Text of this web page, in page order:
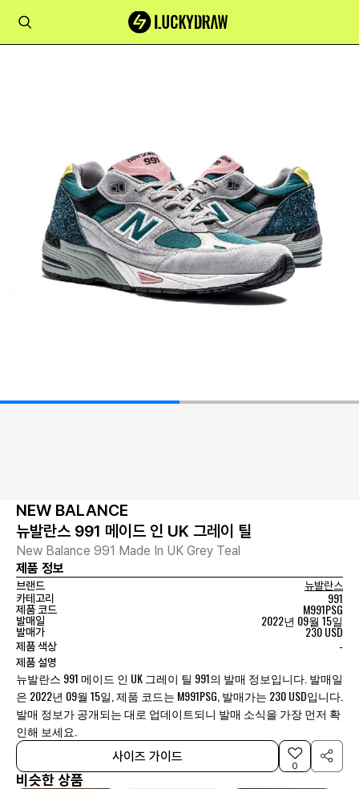
NEW BALANCE
뉴발란스 991 메이드 인 UK 그레이 틸
New Balance 991 Made In UK Grey Teal
제품 정보
브랜드
뉴발란스
카테고리
991
제품 코드 M991PSG
발매일 2022년 09월 15일
발매가 230 USD
제품 색상 -
제품 설명
뉴발란스 991 메이드 인 UK 그레이 틸 991의 발매 정보입니다. 발매일
은 2022년 09월 15일, 제품 코드는 M991PSG, 발매가는 230 USD입니다.
발매 정보가 공개되는 대로 업데이트되니 발매 소식을 가장 먼저 확
인해 보세요.
사이즈 가이드
0
비슷한 상품